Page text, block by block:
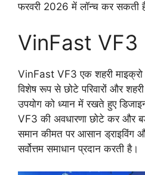
फरवरी 2026 में लॉन्च कर सकती
VinFast VF3
VinFast VF3 एक शहरी
विशेष रूप से छोटे परिवारों और शहरी
उपयोग को ध्यान में रखते हुए
VF3 की अवधारणा छोटे कर और
समान कीमत पर आसान ड्राइविंग
सर्वोत्तम समाधान प्रदान करती है।